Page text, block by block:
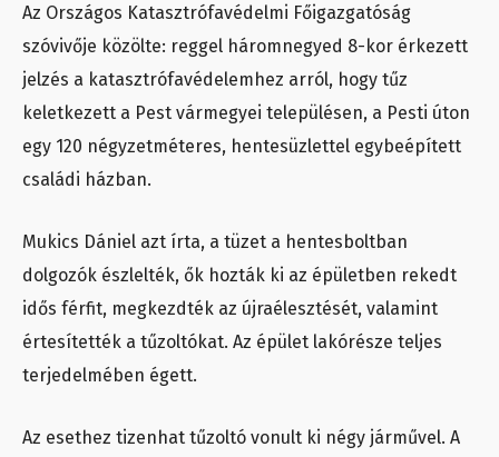
Az Országos Katasztrófavédelmi Főigazgatóság
szóvivője közölte: reggel háromnegyed 8-kor érkezett
jelzés a katasztrófavédelemhez arról, hogy tűz
keletkezett a Pest vármegyei településen, a Pesti úton
egy 120 négyzetméteres, hentesüzlettel egybeépített
családi házban.
Mukics Dániel azt írta, a tüzet a hentesboltban
dolgozók észlelték, ők hozták ki az épületben rekedt
idős férfit, megkezdték az újraélesztését, valamint
értesítették a tűzoltókat. Az épület lakórésze teljes
terjedelmében égett.
Az esethez tizenhat tűzoltó vonult ki négy járművel. A